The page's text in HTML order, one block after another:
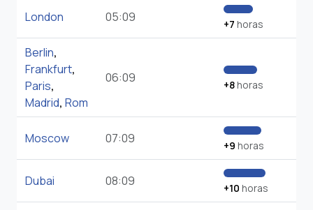
London 05:09 +7 horas
Berlin,
Frankfurt,
Paris,
Madrid, Rom
06:09 +8horas
Moscow 07:09 +9 horas
Dubai 08:09 +10 horas